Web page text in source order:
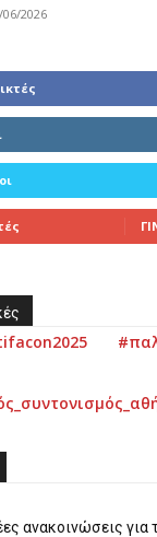
06/2026
ανακοινώσεις για